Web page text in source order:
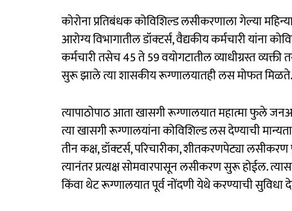
कोरोना प्रतिबंधक कोविशिल्ड लसीकरणाला गेल्या
आरोग्य विभागातील डॉक्‍टर्स, वैद्यकीय कर्मचारी यांना
कर्मचारी तसेच 45 ते 59 वयोगटातील व्याधीग्रस्त
सुरू झाले त्या शासकीय रूग्णालयातही लस मोफत मिळते.
त्यापाठोपाठ आता खासगी रूग्णालयात महात्मा फुले
त्या खासगी रूग्णालयांना कोविशिल्ड लस देण्याची
तीन कक्ष, डॉक्‍टर्स, परिचारीका, शीतकरणपेट्या
त्यानंतर प्रत्यक्ष सोमवारपासून लसीकरण सुरू होईल.
किंवा थेट रूग्णालयात पूर्व नोंदणी येथे करण्याची सुविधा